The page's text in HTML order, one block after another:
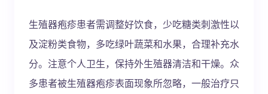
生殖器疱疹患者需调整好饮食，少吃糖类刺激性以
及淀粉类食物，多吃绿叶蔬菜和水果，合理补充水
分。注意个人卫生，保持外生殖器清洁和干燥。众
多患者被生殖器疱疹表面现象所忽略，一般治疗只